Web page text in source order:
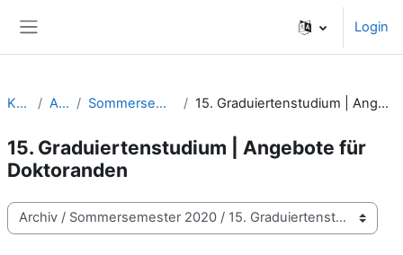
Login
Kurse Archiv Sommersemester 2020 15. Graduiertenstudium | Angebote für Doktoranden
15. Graduiertenstudium | Angebote für
Doktoranden
Kursbereiche